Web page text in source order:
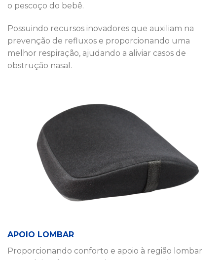
o pescoço do bebê.
Possuindo recursos inovadores que auxiliam na
prevenção de refluxos e proporcionando uma
melhor respiração, ajudando a aliviar casos de
obstrução nasal.
APOIO LOMBAR
Proporcionando conforto e apoio à região lombar